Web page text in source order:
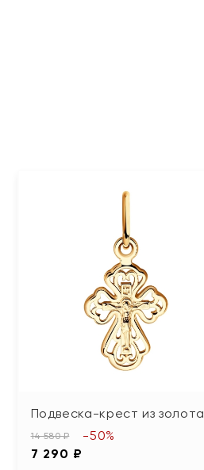
Подвеска-крест из золота
14 580 ₽
7 290 ₽
-50%